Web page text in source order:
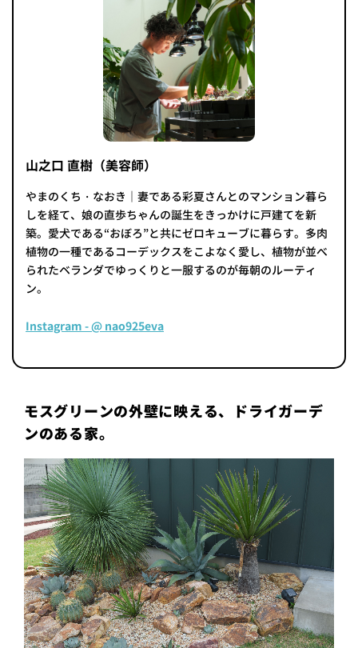
山之口 直樹（美容師）
やまのくち・なおき｜妻である彩夏さんとのマンション暮ら
しを経て、娘の直歩ちゃんの誕生をきっかけに戸建てを新
築。愛犬である“おぼろ”と共にゼロキューブに暮らす。多肉
植物の一種であるコーデックスをこよなく愛し、植物が並べ
られたベランダでゆっくりと一服するのが毎朝のルーティ
ン。
Instagram - @ nao925eva
モスグリーンの外壁に映える、ドライガーデ
ンのある家。